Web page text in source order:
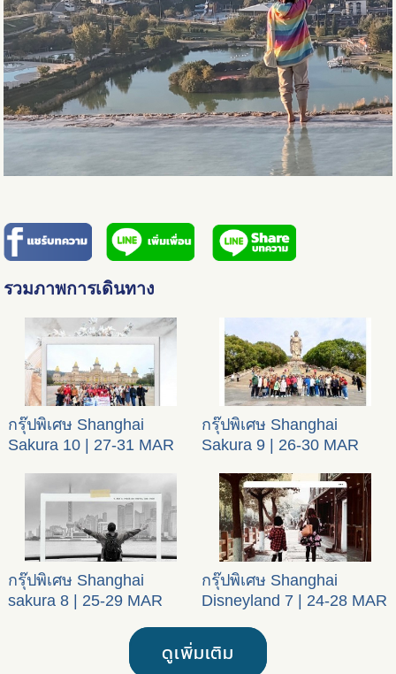
รวมภาพการเดินทาง
กรุ๊ปพิเศษ Shanghai
Sakura 10 | 27-31 MAR
กรุ๊ปพิเศษ Shanghai
Sakura 9 | 26-30 MAR
กรุ๊ปพิเศษ Shanghai
sakura 8 | 25-29 MAR
กรุ๊ปพิเศษ Shanghai
Disneyland 7 | 24-28 MAR
ดูเพิ่มเติม